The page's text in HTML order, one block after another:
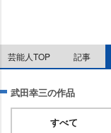
芸能人TOP 記事
武田幸三の作品
すべて